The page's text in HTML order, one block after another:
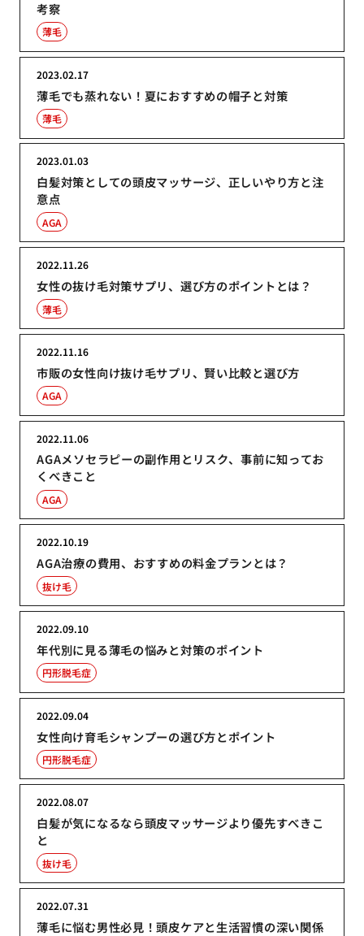
考察
薄毛
薄毛でも蒸れない！夏におすすめの帽子と対策
2023.02.17
薄毛
白髪対策としての頭皮マッサージ、正しいやり方と注
意点
2023.01.03
AGA
女性の抜け毛対策サプリ、選び方のポイントとは？
2022.11.26
薄毛
市販の女性向け抜け毛サプリ、賢い比較と選び方
2022.11.16
AGA
AGAメソセラピーの副作用とリスク、事前に知ってお
くべきこと
2022.11.06
AGA
AGA治療の費用、おすすめの料金プランとは？
2022.10.19
抜け毛
年代別に見る薄毛の悩みと対策のポイント
2022.09.10
円形脱毛症
女性向け育毛シャンプーの選び方とポイント
2022.09.04
円形脱毛症
白髪が気になるなら頭皮マッサージより優先すべきこ
と
2022.08.07
抜け毛
薄毛に悩む男性必見！頭皮ケアと生活習慣の深い関係
2022.07.31